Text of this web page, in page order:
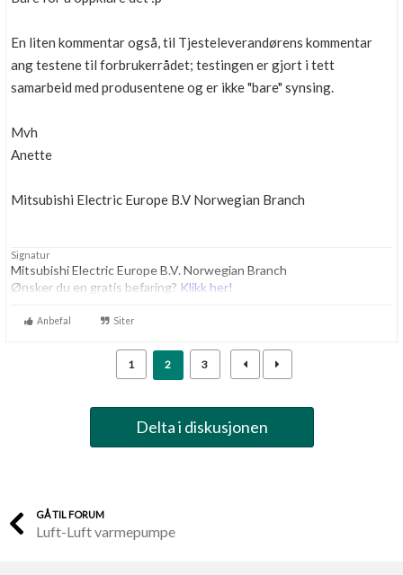
En liten kommentar også, til Tjesteleverandørens kommentar
ang testene til forbrukerrådet; testingen er gjort i tett
samarbeid med produsentene og er ikke "bare" synsing.
Mvh
Anette
Mitsubishi Electric Europe B.V Norwegian Branch
Signatur
Mitsubishi Electric Europe B.V. Norwegian Branch
Ønsker du en gratis befaring? Klikk her!
Anbefal Siter
1 2 3
Delta i diskusjonen
GÅ TIL FORUM
Luft-Luft varmepumpe